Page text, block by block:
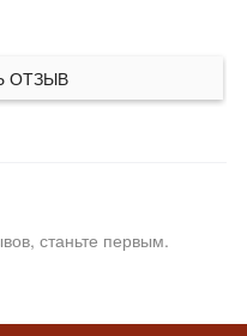
ОТЗЫВ
станьте первым.